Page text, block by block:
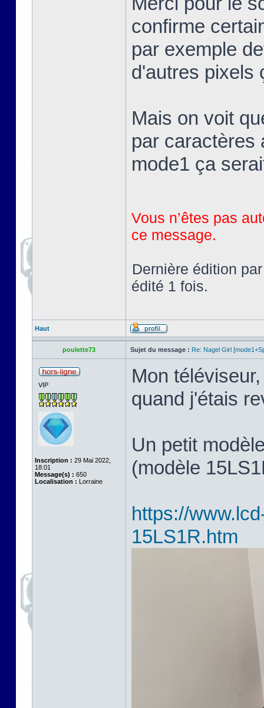
confirme
par exemple
d'autres pixels
Mais on voit
par caractères
mode1 ça
Vous n’êtes pas
ce message.
Dernière édition
édité 1 fois.
Haut
poulette73 Sujet du message : Re: Nagel Girl
VIP
Inscription : 29 Mai 2022,
18:01
Message(s) : 650
Localisation : Lorraine
Mon
quand j'étais
Un petit
(modèle
https://
15LS1R.htm